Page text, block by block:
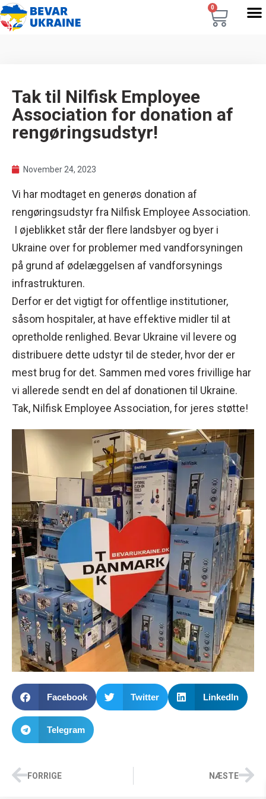
0
Tak til Nilfisk Employee
Association for donation af
rengøringsudstyr!
November 24, 2023
Vi har modtaget en generøs donation af
rengøringsudstyr fra Nilfisk Employee Association.
I øjeblikket står der flere landsbyer og byer i
Ukraine over for problemer med vandforsyningen
på grund af ødelæggelsen af vandforsynings
infrastrukturen.
Derfor er det vigtigt for offentlige institutioner,
såsom hospitaler, at have effektive midler til at
opretholde renlighed. Bevar Ukraine vil levere og
distribuere dette udstyr til de steder, hvor der er
mest brug for det. Sammen med vores frivillige har
vi allerede sendt en del af donationen til Ukraine.
Tak, Nilfisk Employee Association, for jeres støtte!
Facebook Twitter LinkedIn
Telegram
FORRIGE NÆSTE